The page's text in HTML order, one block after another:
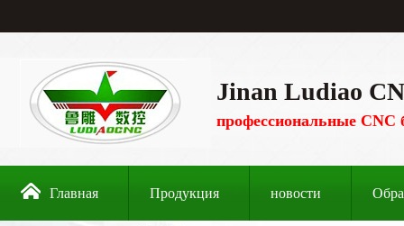
Jinan Ludiao
профессиональные CNC
Главная Продукция новости